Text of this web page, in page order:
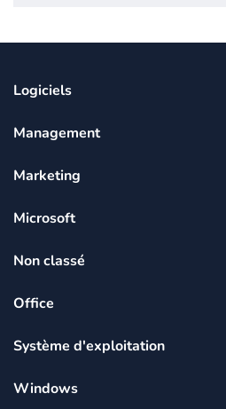
Logiciels
Management
Marketing
Microsoft
Non classé
Office
Système d'exploitation
Windows